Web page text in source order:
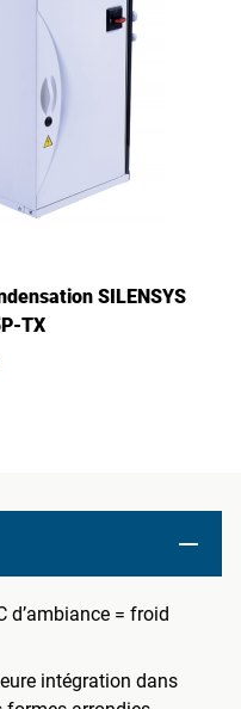
SILENSYS
TX
d’ambiance = froid
intégration dans